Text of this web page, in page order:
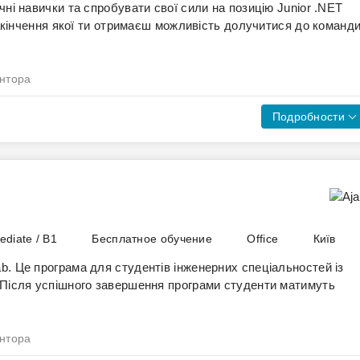
розуміння інструментів і підходів до пошуку
має значення;
швидко зростати;
навички та спробувати свої сили на позицію Junior .NET
якої ти отримаєш можливість долучитися до команди
Подробности
в досить інтенсивному форматі: навчання та проєктна
/ B1 Бесплатное обучение Office Київ
програма для студентів інженерних спеціальностей із
успішного завершення програми студенти матимуть